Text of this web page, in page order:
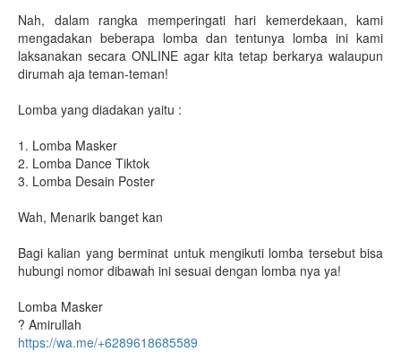
Nah, dalam rangka memperingati hari kemerdekaan, kami
mengadakan beberapa lomba dan tentunya lomba ini kami
laksanakan secara ONLINE agar kita tetap berkarya walaupun
dirumah aja teman-teman!
Lomba yang diadakan yaitu :
1. Lomba Masker
2. Lomba Dance Tiktok
3. Lomba Desain Poster
Wah, Menarik banget kan
Bagi kalian yang berminat untuk mengikuti lomba tersebut bisa
hubungi nomor dibawah ini sesuai dengan lomba nya ya!
Lomba Masker
? Amirullah
https://wa.me/+6289618685589